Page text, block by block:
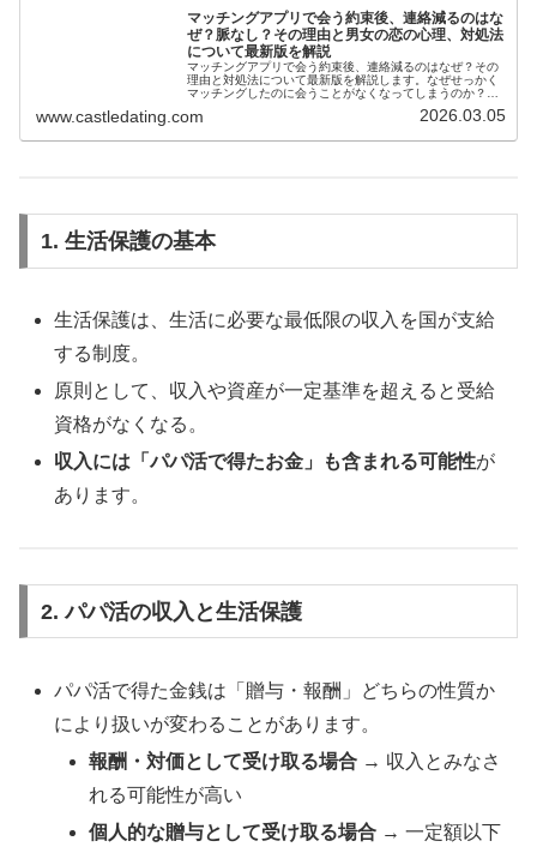
マッチングアプリで会う約束後、連絡減るのはな
ぜ？脈なし？その理由と男女の恋の心理、対処法
について最新版を解説
マッチングアプリで会う約束後、連絡減るのはなぜ？その
理由と対処法について最新版を解説します。なぜせっかく
マッチングしたのに会うことがなくなってしまうのか？こ
www.castledating.com 2026.03.05
1. 生活保護の基本
生活保護は、生活に必要な最低限の収入を国が支給
する制度。
原則として、収入や資産が一定基準を超えると受給
資格がなくなる。
収入には「パパ活で得たお金」も含まれる可能性が
あります。
2. パパ活の収入と生活保護
パパ活で得た金銭は「贈与・報酬」どちらの性質か
により扱いが変わることがあります。
報酬・対価として受け取る場合 → 収入とみなさ
れる可能性が高い
個人的な贈与として受け取る場合 → 一定額以下